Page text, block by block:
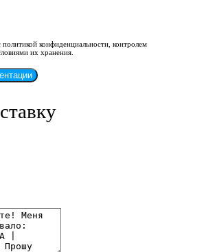
политикой конфиденциальности, контролем
их хранения.